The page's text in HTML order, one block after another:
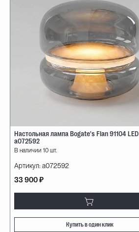
Настольная лампа Bogate's Flan 91104 LED
a072592
В наличии 10 шт.
Артикул: a072592
33 900 ₽
Купить в один клик